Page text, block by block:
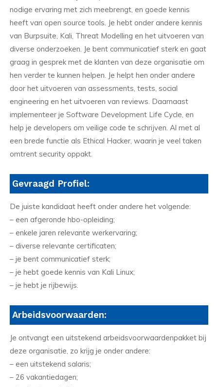
nodige ervaring met zich meebrengt, en goede kennis
heeft van open source tools. Je hebt onder andere kennis
van Burpsuite, Kali, Threat Modelling en het uitvoeren van
diverse onderzoeken. Je bent communicatief sterk en gaat
graag in gesprek met de klanten van deze organisatie om
hen verder te kunnen helpen. Je helpt hen onder andere
door het uitvoeren van assessments, tests, social
engineering en het uitvoeren van reviews. Daarnaast
implementeer je Software Development Life Cycle, en
help je developers om veilige code te schrijven. Al met al
een brede functie als Ethical Hacker, waarin je veel taken
omtrent security oppakt.
Gevraagd Profiel:
De juiste kandidaat heeft onder andere het volgende:
– een afgeronde hbo-opleiding;
– enkele jaren relevante werkervaring;
– diverse relevante certificaten;
– je bent communicatief sterk;
– je hebt goede kennis van Kali Linux;
– je hebt je rijbewijs.
Arbeidsvoorwaarden:
Je ontvangt een uitstekend arbeidsvoorwaardenpakket bij
deze organisatie, zo krijg je onder andere:
– een uitstekend salaris;
– 26 vakantiedagen;